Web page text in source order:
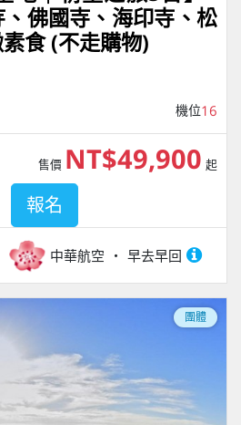
佛國寺、海印寺、松
食 (不走購物)
機位16
中華航空 早去早回
售價 NT$49,900 起
報名
團體